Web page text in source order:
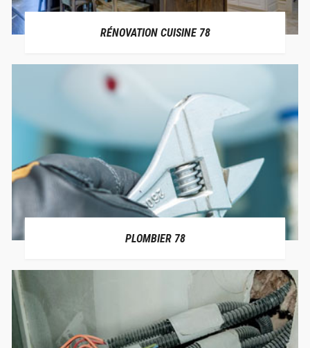
RÉNOVATION CUISINE 78
PLOMBIER 78